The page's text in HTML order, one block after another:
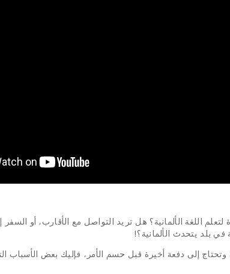
اللغة الألمانية؟ هل تريد التواصل مع الأقارب، أو السفر
في بلد يتحدث الألمانية؟!
إلى دفعة أخيرة قبل حسم الأمر، فإليك بعض الأسباب